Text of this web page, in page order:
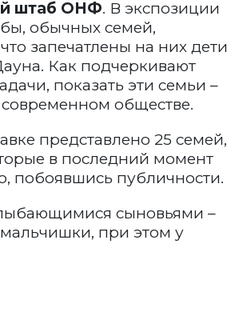
штаб ОНФ. В экспозиции
обычных семей,
запечатлены на них дети
Как подчеркивают
показать эти семьи –
обществе.
представлено 25 семей,
в последний момент
побоявшись публичности.
сыновьями –
при этом у